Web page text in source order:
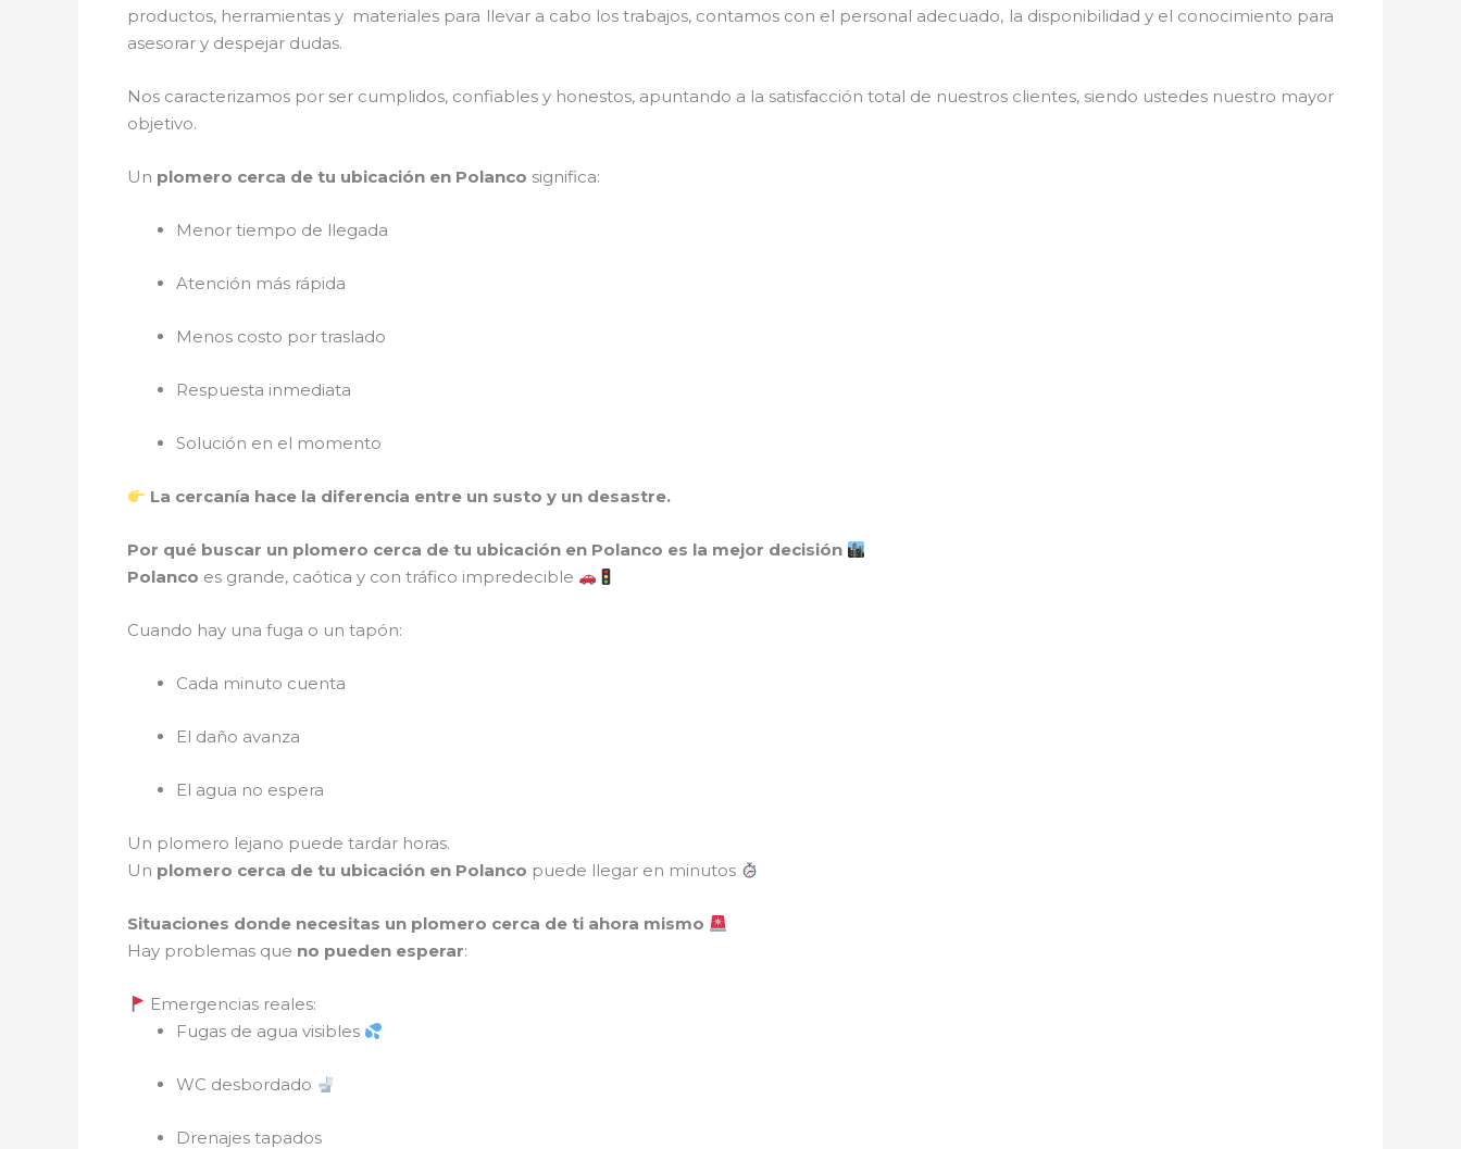
productos, herramientas y materiales para llevar a cabo los trabajos, contamos con el personal adecuado, la disponibilidad y el conocimiento para
asesorar y despejar dudas.
Nos caracterizamos por ser cumplidos, confiables y honestos, apuntando a la satisfacción total de nuestros clientes, siendo ustedes nuestro mayor
objetivo.
Un plomero cerca de tu ubicación en Polanco significa:
Menor tiempo de llegada
Atención más rápida
Menos costo por traslado
Respuesta inmediata
Solución en el momento
La cercanía hace la diferencia entre un susto y un desastre.
Por qué buscar un plomero cerca de tu ubicación en Polanco es la mejor decisión
Polanco es grande, caótica y con tráfico impredecible
Cuando hay una fuga o un tapón:
Cada minuto cuenta
El daño avanza
El agua no espera
Un plomero lejano puede tardar horas.
Un plomero cerca de tu ubicación en Polanco puede llegar en minutos
Situaciones donde necesitas un plomero cerca de ti ahora mismo
Hay problemas que no pueden esperar:
Emergencias reales:
Fugas de agua visibles
WC desbordado
Drenajes tapados